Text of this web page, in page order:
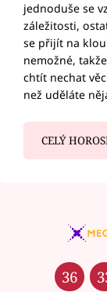
jednoduše se
záležitosti,
se přijít na
nemožné,
chtít nechat
než uděláte
CELÝ
36